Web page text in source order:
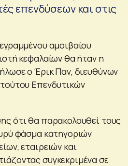
επενδύσεων και στις
αμοιβαίου
κεφαλαίων θα ήταν η
ο Έρικ Παν, διευθύνων
Επενδυτικών
ότι θα παρακολουθεί τους
φάσμα κατηγοριών
εταιρειών και
συγκεκριμένα σε